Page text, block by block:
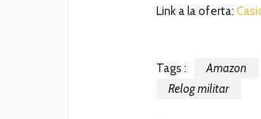
Link a la oferta:
Tags : Amazon
Relog militar